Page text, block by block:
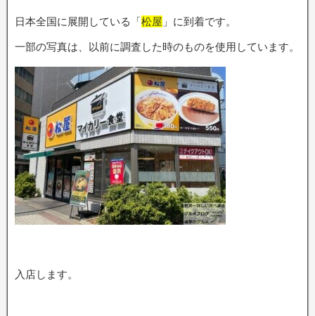
日本全国に展開している「松屋 」に到着です。
一部の写真は、以前に調査した時のものを使用しています。
入店します。